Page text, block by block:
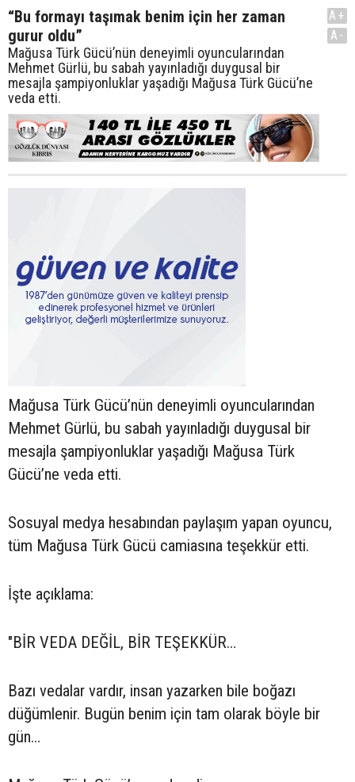
“Bu formayı taşımak benim için her zaman
gurur oldu”
Mağusa Türk Gücü’nün deneyimli oyuncularından
Mehmet Gürlü, bu sabah yayınladığı duygusal bir
mesajla şampiyonluklar yaşadığı Mağusa Türk Gücü’ne
veda etti.
A+
A-
Mağusa Türk Gücü’nün deneyimli oyuncularından
Mehmet Gürlü, bu sabah yayınladığı duygusal bir
mesajla şampiyonluklar yaşadığı Mağusa Türk
Gücü’ne veda etti.
Sosuyal medya hesabından paylaşım yapan oyuncu,
tüm Mağusa Türk Gücü camiasına teşekkür etti.
İşte açıklama:
"BİR VEDA DEĞİL, BİR TEŞEKKÜR…
Bazı vedalar vardır, insan yazarken bile boğazı
düğümlenir. Bugün benim için tam olarak böyle bir
gün…